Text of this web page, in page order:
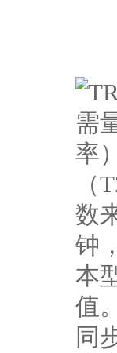
需
率
数
钟
本
值
同